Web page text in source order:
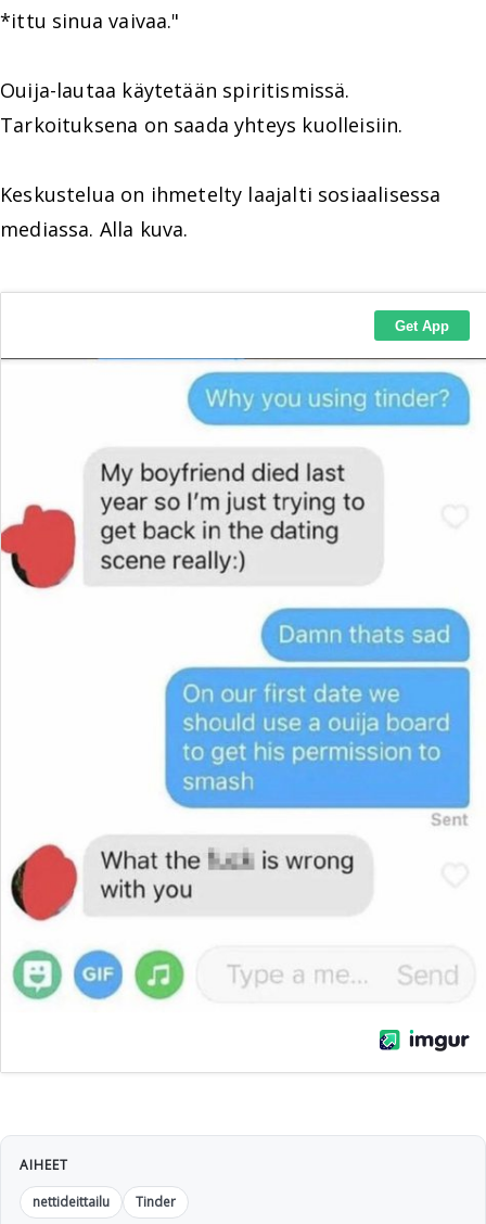
*ittu sinua vaivaa."
Ouija-lautaa käytetään spiritismissä.
Tarkoituksena on saada yhteys kuolleisiin.
Keskustelua on ihmetelty laajalti sosiaalisessa
mediassa. Alla kuva.
AIHEET
nettideittailu
Tinder